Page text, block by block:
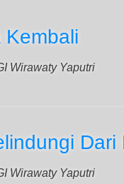
Kembali
Wirawaty Yaputri
Dari
Wirawaty Yaputri